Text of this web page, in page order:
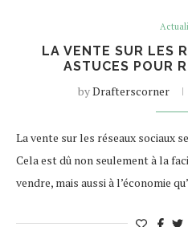
LA VENTE SUR LES
ASTUCES POUR
byDrafterscorner
La vente sur les réseaux sociaux
Cela est dû non seulement à la
vendre, mais aussi à l’économie